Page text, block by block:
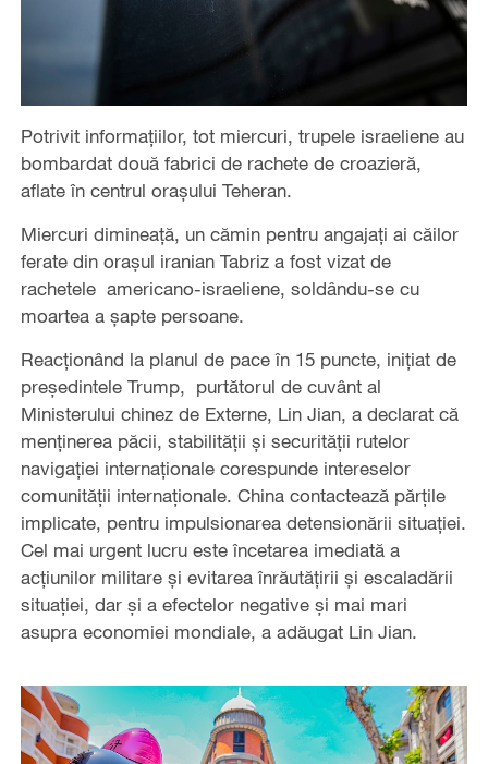
Potrivit informațiilor, tot miercuri, trupele israeliene au
bombardat două fabrici de rachete de croazieră,
aflate în centrul orașului Teheran.
Miercuri dimineață, un cămin pentru angajați ai căilor
ferate din orașul iranian Tabriz a fost vizat de
rachetele americano-israeliene, soldându-se cu
moartea a șapte persoane.
Reacționând la planul de pace în 15 puncte, inițiat de
președintele Trump, purtătorul de cuvânt al
Ministerului chinez de Externe, Lin Jian, a declarat că
menținerea păcii, stabilității și securității rutelor
navigației internaționale corespunde intereselor
comunității internaționale. China contactează părțile
implicate, pentru impulsionarea detensionării situației.
Cel mai urgent lucru este încetarea imediată a
acțiunilor militare și evitarea înrăutățirii și escaladării
situației, dar și a efectelor negative și mai mari
asupra economiei mondiale, a adăugat Lin Jian.